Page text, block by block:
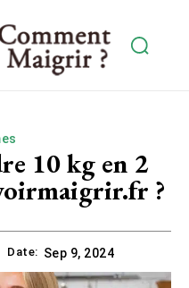
10 kg en 2
?
Date: Sep 9, 2024